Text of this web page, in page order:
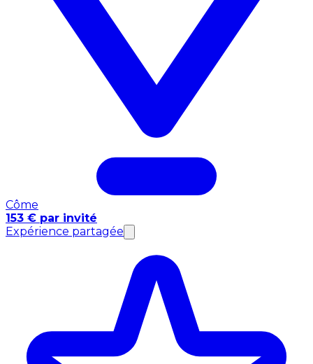
Côme
153 € par invité
Expérience partagée